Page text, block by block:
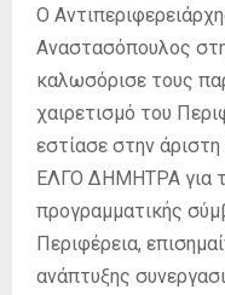
Ο
Αναστασόπουλος
καλωσόρισε τους
χαιρετισμό του
εστίασε στην
ΕΛΓΟ ΔΗΜΗΤΡΑ για
προγραμματικής
Περιφέρεια,
ανάπτυξης